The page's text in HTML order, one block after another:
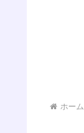
ホーム